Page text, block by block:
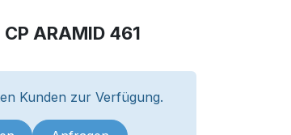
ARAMID 461
Kunden zur Verfügung.